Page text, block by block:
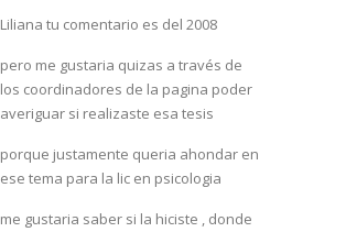
Liliana tu comentario es del 2008
pero me gustaria quizas a través de
los coordinadores de la pagina poder
averiguar si realizaste esa tesis
porque justamente queria ahondar en
ese tema para la lic en psicologia
me gustaria saber si la hiciste , donde